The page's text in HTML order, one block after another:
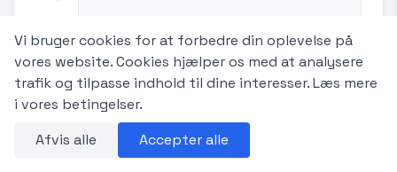
30.000 km/år 29.995 kr.
ÆNDRINGER
Mdl. ydelse
Vi bruger cookies for at forbedre din oplevelse på
vores website. Cookies hjælper os med at analysere
trafik og tilpasse indhold til dine interesser.Læs mere
i vores betingelser.
Afvis alle
Accepter alle